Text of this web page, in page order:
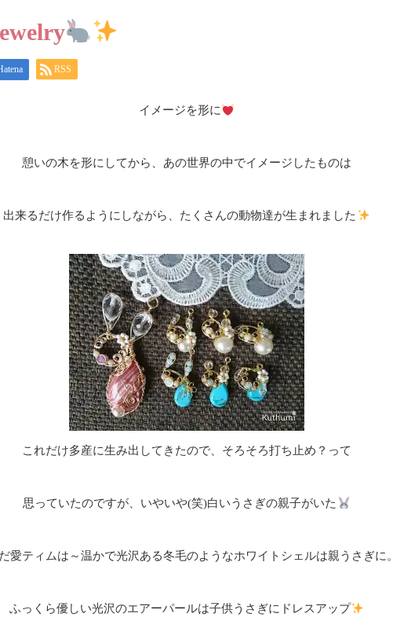
RSS
イメージを形に
憩いの木を形にしてから、あの世界の中でイメージしたものは
出来るだけ作るようにしながら、たくさんの動物達が生まれました
これだけ多産に生み出してきたので、そろそろ打ち止め？って
思っていたのですが、いやいや(笑)白いうさぎの親子がいた
愛ティムは～温かで光沢ある冬毛のようなホワイトシェルは親うさぎに。
ふっくら優しい光沢のエアーパールは子供うさぎにドレスアップ